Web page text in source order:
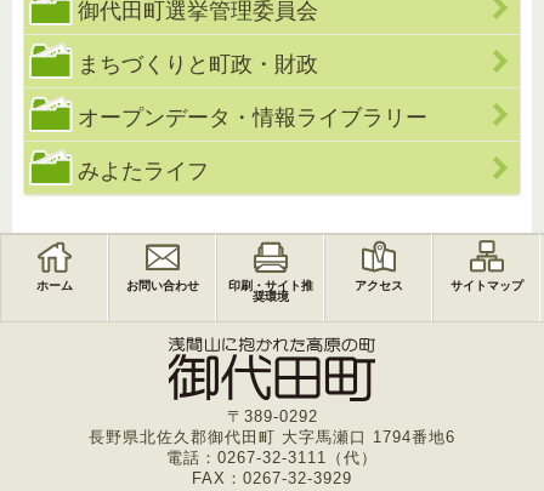
御代田町選挙管理委員会
まちづくりと町政・財政
オープンデータ・情報ライブラリー
みよたライフ
ホーム お問い合わせ
印刷・サイト推
奨環境
アクセス サイトマップ
〒389-0292
長野県北佐久郡御代田町 大字馬瀬口 1794番地6
電話：0267-32-3111（代）
FAX：0267-32-3929